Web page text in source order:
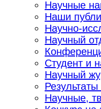
Научные
Наши
Научно-
Научный
Студент и
Научный
Научные,